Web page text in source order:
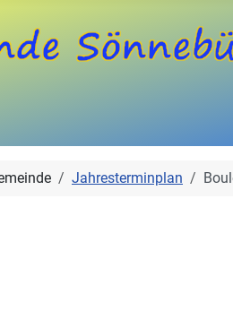
Jahresterminplan